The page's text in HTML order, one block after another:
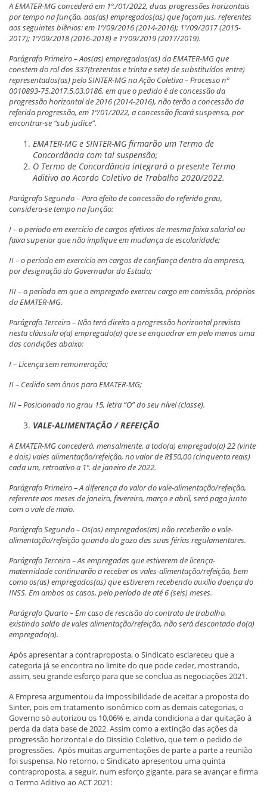
A EMATER-MG concederá em 1º./01/2022, duas progressões horizontais
por tempo na função, aos(as) empregados(as) que façam jus, referentes
aos seguintes biênios: em 1º/09/2016 (2014-2016); 1º/09/2017 (2015-
2017); 1º/09/2018 (2016-2018) e 1º/09/2019 (2017/2019).
Parágrafo Primeiro – Aos(as) empregados(as) da EMATER-MG que
constem do rol dos 337(trezentos e trinta e sete) de substituídos entre)
representados(as) pelo SINTER-MG na Ação Coletiva – Processo nº
0010893-75.2017.5.03.0186, em que o pedido é de concessão da
progressão horizontal de 2016 (2014-2016), não terão a concessão da
referida progressão, em 1º/01/2022, a concessão ficará suspensa, por
encontrar-se “sub judice”.
EMATER-MG e SINTER-MG firmarão um Termo de
Concordância com tal suspensão;
O Termo de Concordância integrará o presente Termo
Aditivo ao Acordo Coletivo de Trabalho 2020/2022.
Parágrafo Segundo – Para efeito de concessão do referido grau,
considera-se tempo na função:
I – o período em exercício de cargos efetivos de mesma faixa salarial ou
faixa superior que não implique em mudança de escolaridade;
II – o período em exercício em cargos de confiança dentro da empresa,
por designação do Governador do Estado;
III – o período em que o empregado exerceu cargo em comissão, próprios
da EMATER-MG.
Parágrafo Terceiro – Não terá direito a progressão horizontal prevista
nesta cláusula o(a) empregado(a) que se enquadrar em pelo menos uma
das condições abaixo:
I – Licença sem remuneração;
II – Cedido sem ônus para EMATER-MG;
III – Posicionado no grau 15, letra “O” do seu nível (classe).
VALE-ALIMENTAÇÃO / REFEIÇÃO
A EMATER-MG concederá, mensalmente, a todo(a) empregado(a) 22 (vinte
e dois) vales alimentação/refeição, no valor de R$50,00 (cinquenta reais)
cada um, retroativo a 1º. de janeiro de 2022.
Parágrafo Primeiro – A diferença do valor do vale-alimentação/refeição,
referente aos meses de janeiro, fevereiro, março e abril, será paga junto
com o vale de maio.
Parágrafo Segundo – Os(as) empregados(as) não receberão o vale-
alimentação/refeição quando do gozo das suas férias regulamentares.
Parágrafo Terceiro – As empregadas que estiverem de licença-
maternidade continuarão a receber os vales-alimentação/refeição, bem
como os(as) empregados(as) que estiverem recebendo auxílio doença do
INSS. Em ambos os casos, pelo período de até 6 (seis) meses.
Parágrafo Quarto – Em caso de rescisão do contrato de trabalho,
existindo saldo de vales alimentação/refeição, não será descontado do(a)
empregado(a).
Após apresentar a contraproposta, o Sindicato esclareceu que a
categoria já se encontra no limite do que pode ceder, mostrando,
assim, seu grande esforço para que se conclua as negociações 2021.
A Empresa argumentou da impossibilidade de aceitar a proposta do
Sinter, pois em tratamento isonômico com as demais categorias, o
Governo só autorizou os 10,06% e, ainda condiciona a dar quitação à
perda da data base de 2022. Assim como a extinção das ações da
progressão horizontal e do Dissídio Coletivo, que tem o pedido de
progressões. Após muitas argumentações de parte a parte a reunião
foi suspensa. No retorno, o Sindicato apresentou uma quinta
contraproposta, a seguir, num esforço gigante, para se avançar e firma
o Termo Aditivo ao ACT 2021: